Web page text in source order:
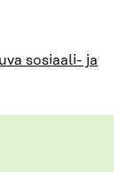
sosiaali- ja